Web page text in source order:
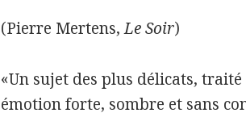
(Pierre Mertens,Le Soir)
«Un sujet des plus délicats,
émotion forte, sombre et sans